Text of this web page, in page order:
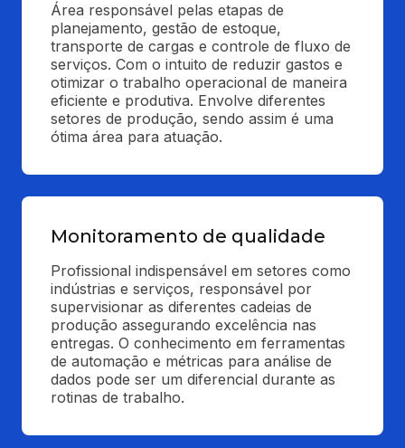
Área responsável pelas etapas de
planejamento, gestão de estoque,
transporte de cargas e controle de fluxo de
serviços. Com o intuito de reduzir gastos e
otimizar o trabalho operacional de maneira
eficiente e produtiva. Envolve diferentes
setores de produção, sendo assim é uma
ótima área para atuação.
Monitoramento de qualidade
Profissional indispensável em setores como
indústrias e serviços, responsável por
supervisionar as diferentes cadeias de
produção assegurando excelência nas
entregas. O conhecimento em ferramentas
de automação e métricas para análise de
dados pode ser um diferencial durante as
rotinas de trabalho.